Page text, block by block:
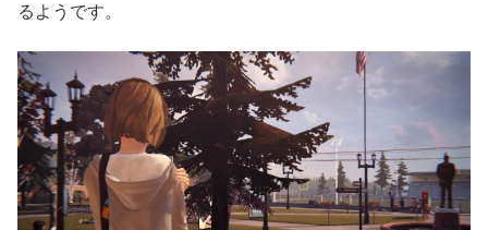
るようです。